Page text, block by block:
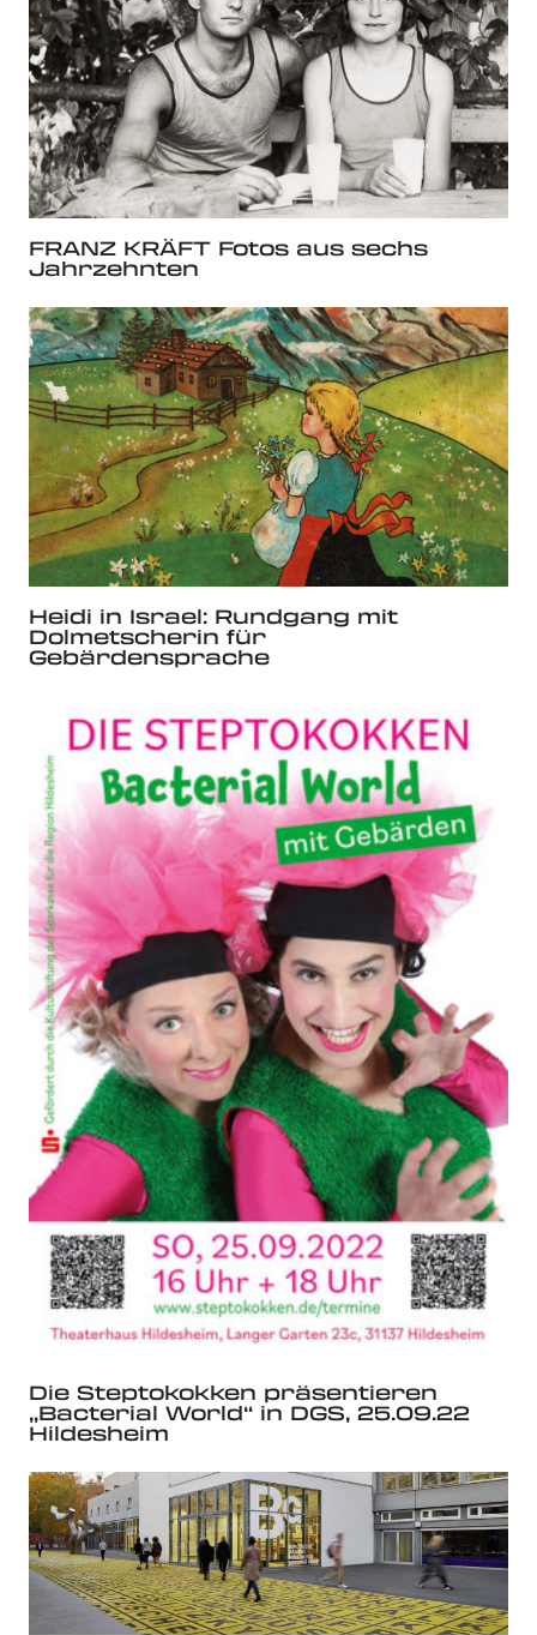
FRANZ KRÄFT Fotos aus sechs
Jahrzehnten
Heidi in Israel: Rundgang mit
Dolmetscherin für
Gebärdensprache
Die Steptokokken präsentieren
„Bacterial World“ in DGS, 25.09.22
Hildesheim